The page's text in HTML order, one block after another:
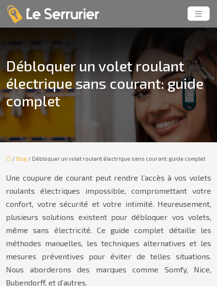
Débloquer un volet roulant
électrique sans courant: guide
complet
/ Blog / Débloquer un volet roulant électrique sans courant: guide complet
Une coupure de courant peut rendre l’accès à vos volets
roulants électriques impossible, compromettant votre
confort, votre sécurité et votre intimité. Heureusement,
plusieurs solutions existent pour débloquer vos volets,
même sans électricité. Ce guide complet détaille les
méthodes manuelles, les techniques alternatives et les
mesures préventives pour éviter de telles situations.
Nous aborderons des marques comme Somfy, Nice,
Bubendorff, et d’autres.